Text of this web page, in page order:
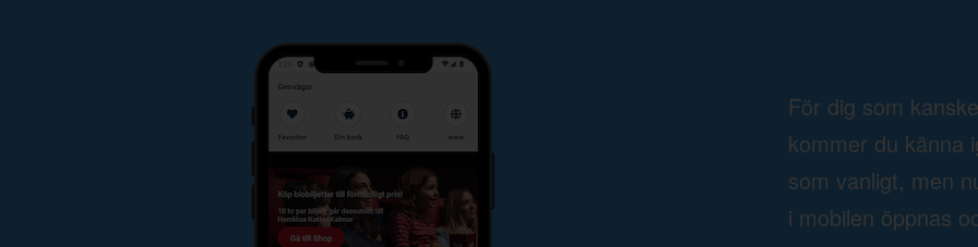
För dig som
kommer du känna
som vanligt, men
i mobilen öppnas